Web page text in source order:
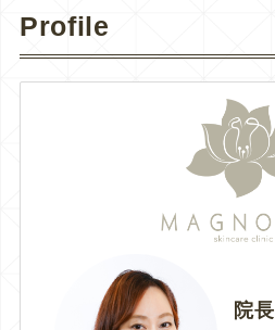
Profile
院長